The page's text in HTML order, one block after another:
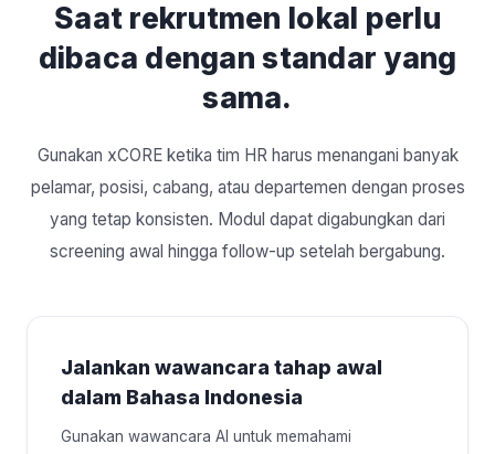
Saat rekrutmen lokal perlu
dibaca dengan standar yang
sama.
Gunakan xCORE ketika tim HR harus menangani banyak
pelamar, posisi, cabang, atau departemen dengan proses
yang tetap konsisten. Modul dapat digabungkan dari
screening awal hingga follow-up setelah bergabung.
Jalankan wawancara tahap awal
dalam Bahasa Indonesia
Gunakan wawancara AI untuk memahami